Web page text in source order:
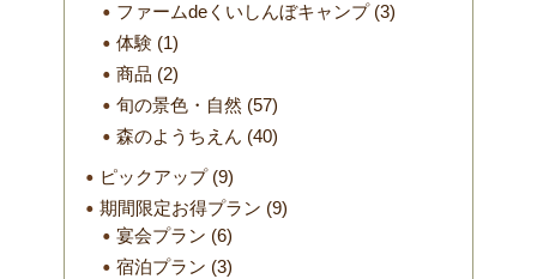
ファームdeくいしんぼキャンプ(3)
体験 (1)
商品 (2)
旬の景色・自然 (57)
森のようちえん (40)
ピックアップ(9)
期間限定お得プラン (9)
宴会プラン (6)
宿泊プラン (3)